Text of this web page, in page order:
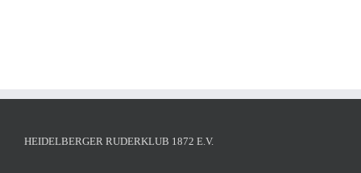
HEIDELBERGER RUDERKLUB 1872 E.V.